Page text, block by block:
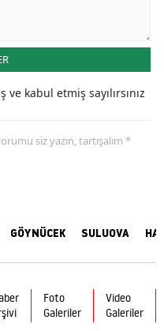
ve kabul etmiş sayılırsınız
siz yazın, tartışalım *
GÖYNÜCEK SULUOVA
Foto
Galeriler
Video
Galeriler